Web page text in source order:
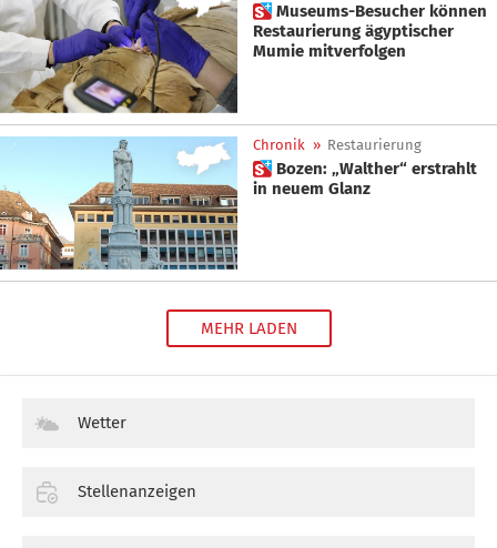
 Museums-Besucher können
Restaurierung ägyptischer
Mumie mitverfolgen
Chronik » Restaurierung
 Bozen: „Walther“ erstrahlt
in neuem Glanz
MEHR LADEN
Wetter
Stellenanzeigen